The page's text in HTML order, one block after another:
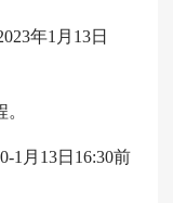
年1月13日
1月13日16:30前